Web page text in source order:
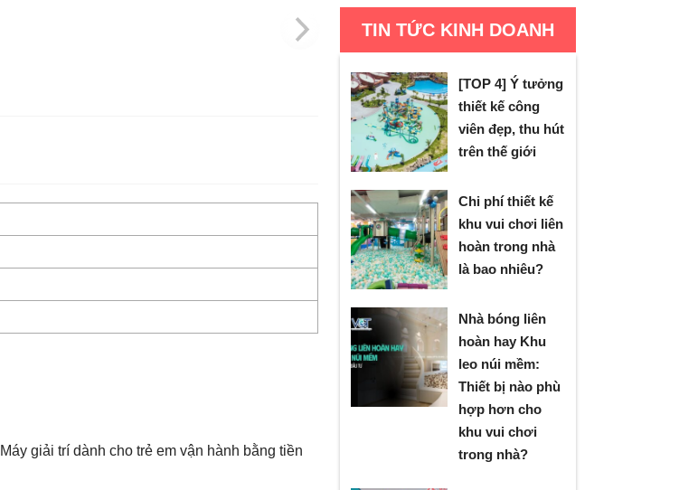
Máy giải trí dành cho trẻ em vận hành bằng tiền
TIN TỨC KINH DOANH
[TOP 4] Ý tưởng
thiết kế công
viên đẹp, thu hút
trên thế giới
Chi phí thiết kế
khu vui chơi liên
hoàn trong nhà
là bao nhiêu?
Nhà bóng liên
hoàn hay Khu
leo núi mềm:
Thiết bị nào phù
hợp hơn cho
khu vui chơi
trong nhà?